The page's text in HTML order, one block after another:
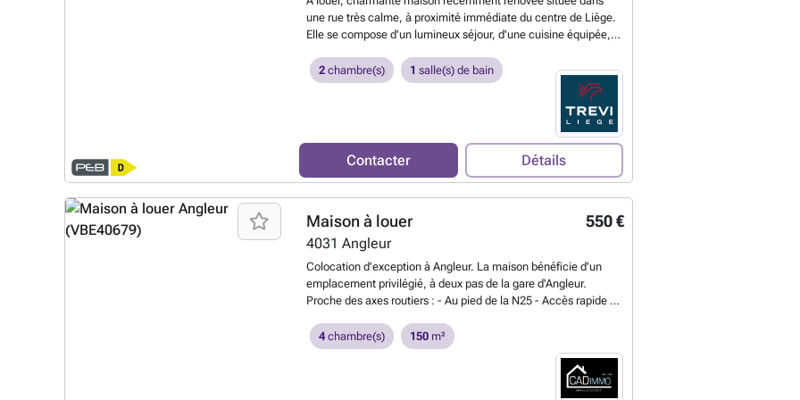
une rue très calme, à proximité immédiate du centre de Liège.
Elle se compose d'un lumineux séjour, d'une cuisine équipée,
ainsi que d'un agréable espace extérieur, idéal pour profiter des
beaux jours. La maison bénéficie d'un PEB C, de châssis en
double vitrage, d'un chauffage central au gaz et de compteurs
immédiatement. Loyer : 925 €/mois. Une excellente opportunité
alliant confort, tranquillité et proximité des commodités.
savoir plus ?
2 chambre(s) 1 salle(s) de bain
Contacter Détails
550 €
Maison à louer
4031 Angleur
Colocation d'exception à Angleur. La maison bénéficie d'un
emplacement privilégié, à deux pas de la gare d'Angleur.
Proche des axes routiers : - Au pied de la N25 - Accès rapide au
du tunnel de Cointe Proche du centre commercial Belle-Île, au
centre-ville de Liège ainsi qu'à de nombreux commerces et
accessibles grâce à l'arrêt de bus à coté de la maison, desservi
4chambre(s) 150 m²